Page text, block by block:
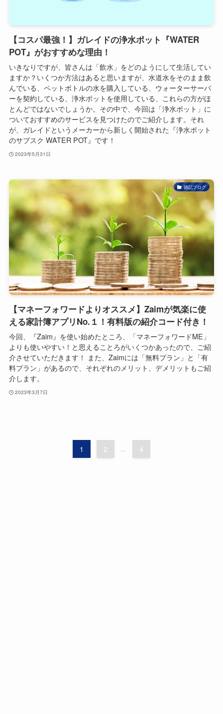
【コスパ最強！】ガレイドの浄水ポット『WATER
POT』がおすすめな理由！
いきなりですが、皆さんは「飲水」をどのようにして生活してい
ますか？いくつか方法はあると思いますが、水道水をそのまま飲
んでいる、ペットボトルの水を購入している、ウォーターサーバ
ーを契約している、浄水ポットを使用している、これらの方がほ
とんどではないでしょうか。その中で、今回は「浄水ポット」に
ついておすすめのサービスを見つけたのでご紹介します。それ
が、ガレイドというメーカーから新しく開始された『浄水ポット
のサブスク WATER POT』です！
2023年5月31日
雑記ブログ
【マネーフォワードよりオススメ】Zaimが気楽に使
える家計簿アプリNo.１！有料版の紹介コード付き！
今回、『Zaim』を使い始めたところ、「マネーフォワードME」
よりも使いやすい！と思えることろがいくつかあったので、ご紹
介させていただきます！ また、Zaimには「無料プラン」と「有
料プラン」があるので、それぞれのメリット、デメリットもご紹
介します。
2023年3月7日
1 2 ... 4